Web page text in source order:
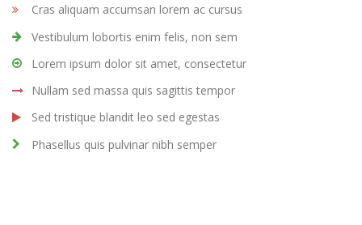
Cras aliquam accumsan lorem ac cursus
Vestibulum lobortis enim felis, non sem
Lorem ipsum dolor sit amet, consectetur
Nullam sed massa quis sagittis tempor
Sed tristique blandit leo sed egestas
Phasellus quis pulvinar nibh semper